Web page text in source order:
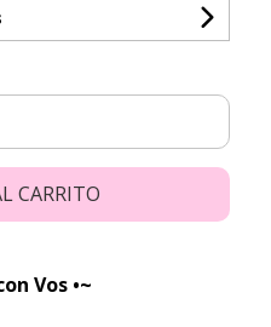
CARRITO
Vos •~